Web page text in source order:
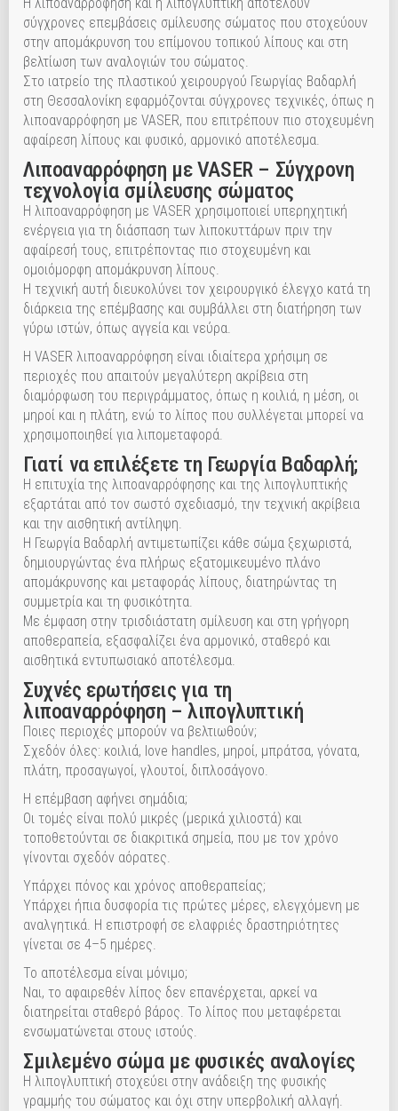
σύγχρονες επεμβάσεις σμίλευσης σώματος που στοχεύουν
στην απομάκρυνση του επίμονου τοπικού λίπους και στη
βελτίωση των αναλογιών του σώματος.
Στο ιατρείο της πλαστικού χειρουργού Γεωργίας Βαδαρλή
στη Θεσσαλονίκη εφαρμόζονται σύγχρονες τεχνικές, όπως η
λιποαναρρόφηση με VASER, που επιτρέπουν πιο στοχευμένη
αφαίρεση λίπους και φυσικό, αρμονικό αποτέλεσμα.
Λιποαναρρόφηση με VASER – Σύγχρονη
τεχνολογία σμίλευσης σώματος
Η λιποαναρρόφηση με VASER χρησιμοποιεί υπερηχητική
ενέργεια για τη διάσπαση των λιποκυττάρων πριν την
αφαίρεσή τους, επιτρέποντας πιο στοχευμένη και
ομοιόμορφη απομάκρυνση λίπους.
Η τεχνική αυτή διευκολύνει τον χειρουργικό έλεγχο κατά τη
διάρκεια της επέμβασης και συμβάλλει στη διατήρηση των
γύρω ιστών, όπως αγγεία και νεύρα.
Η VASER λιποαναρρόφηση είναι ιδιαίτερα χρήσιμη σε
περιοχές που απαιτούν μεγαλύτερη ακρίβεια στη
διαμόρφωση του περιγράμματος, όπως η κοιλιά, η μέση, οι
μηροί και η πλάτη, ενώ το λίπος που συλλέγεται μπορεί να
χρησιμοποιηθεί για λιπομεταφορά.
Γιατί να επιλέξετε τη Γεωργία Βαδαρλή;
Η επιτυχία της λιποαναρρόφησης και της λιπογλυπτικής
εξαρτάται από τον σωστό σχεδιασμό, την τεχνική ακρίβεια
και την αισθητική αντίληψη.
Η Γεωργία Βαδαρλή αντιμετωπίζει κάθε σώμα ξεχωριστά,
δημιουργώντας ένα πλήρως εξατομικευμένο πλάνο
απομάκρυνσης και μεταφοράς λίπους, διατηρώντας τη
συμμετρία και τη φυσικότητα.
Με έμφαση στην τρισδιάστατη σμίλευση και στη γρήγορη
αποθεραπεία, εξασφαλίζει ένα αρμονικό, σταθερό και
αισθητικά εντυπωσιακό αποτέλεσμα.
Συχνές ερωτήσεις για τη
λιποαναρρόφηση – λιπογλυπτική
Ποιες περιοχές μπορούν να βελτιωθούν;
Σχεδόν όλες: κοιλιά, love handles, μηροί, μπράτσα, γόνατα,
πλάτη, προσαγωγοί, γλουτοί, διπλοσάγονο.
Η επέμβαση αφήνει σημάδια;
Οι τομές είναι πολύ μικρές (μερικά χιλιοστά) και
τοποθετούνται σε διακριτικά σημεία, που με τον χρόνο
γίνονται σχεδόν αόρατες.
Υπάρχει πόνος και χρόνος αποθεραπείας;
Υπάρχει ήπια δυσφορία τις πρώτες μέρες, ελεγχόμενη με
αναλγητικά. Η επιστροφή σε ελαφριές δραστηριότητες
γίνεται σε 4–5 ημέρες.
Το αποτέλεσμα είναι μόνιμο;
Ναι, το αφαιρεθέν λίπος δεν επανέρχεται, αρκεί να
διατηρείται σταθερό βάρος. Το λίπος που μεταφέρεται
ενσωματώνεται στους ιστούς.
Σμιλεμένο σώμα με φυσικές αναλογίες
Η λιπογλυπτική στοχεύει στην ανάδειξη της φυσικής
γραμμής του σώματος και όχι στην υπερβολική αλλαγή.